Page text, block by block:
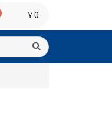
￥0